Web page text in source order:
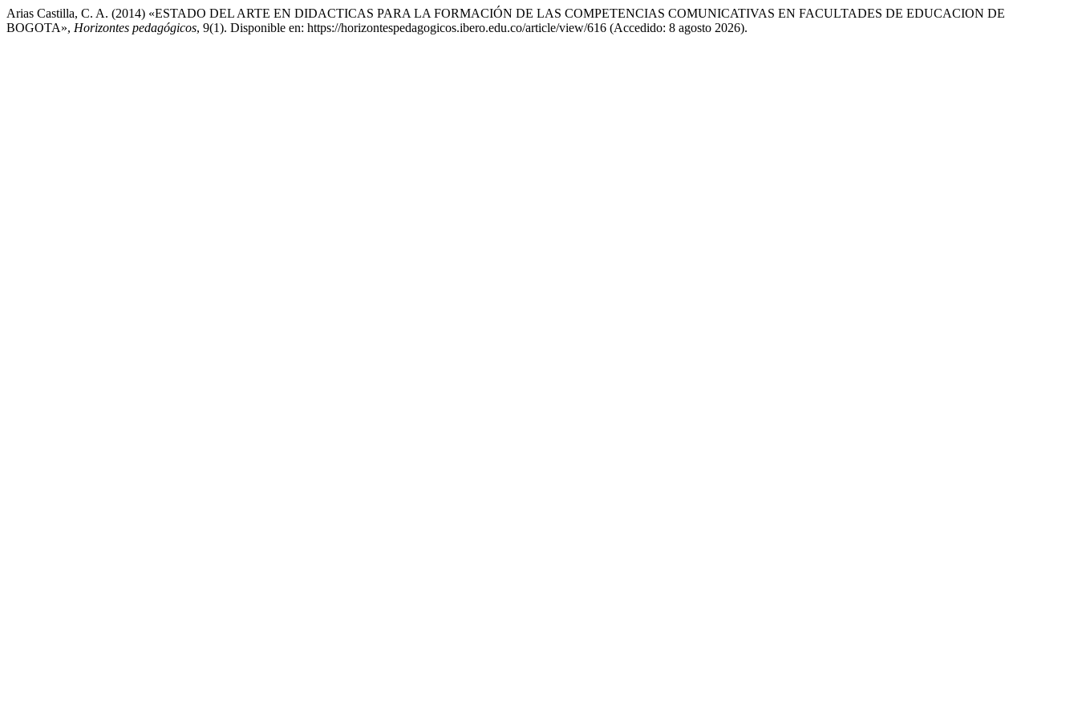
Arias Castilla, C. A. (2014) «ESTADO DEL ARTE EN DIDACTICAS PARA LA FORMACIÓN DE LAS COMPETENCIAS COMUNICATIVAS EN FACULTADES DE EDUCACION DE
BOGOTA», Horizontes pedagógicos, 9(1). Disponible en: https://horizontespedagogicos.ibero.edu.co/article/view/616 (Accedido: 8 agosto 2026).